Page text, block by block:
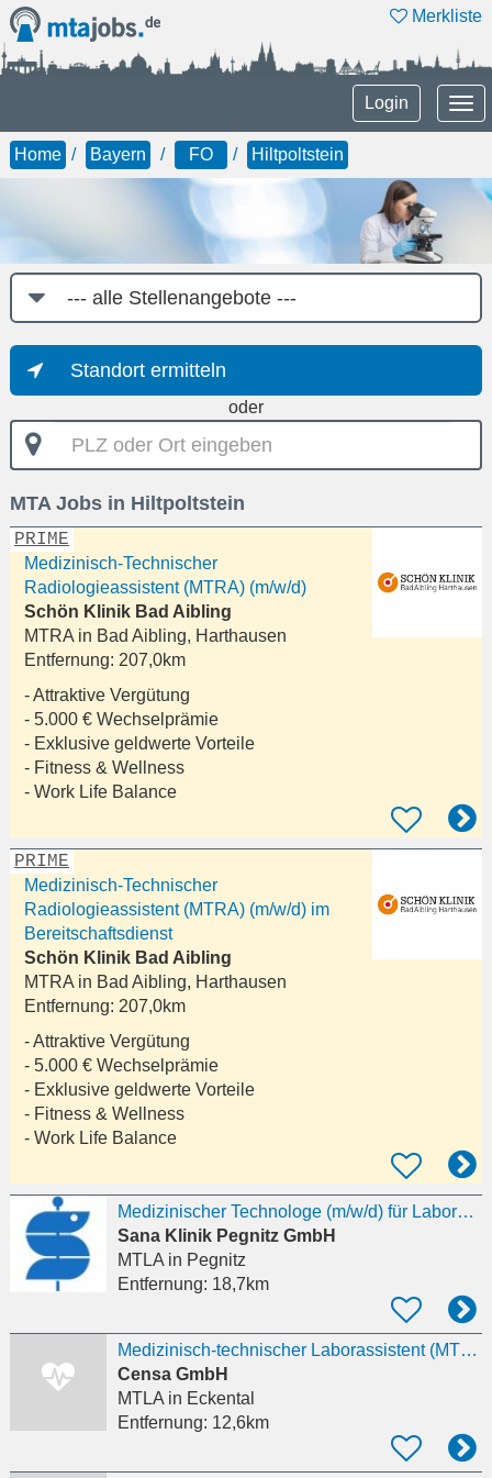
Merkliste
Login
Home Bayern FO Hiltpoltstein
Job-
Kategorie
Standort ermitteln
oder
PLZ
oder
eingeben
MTA Jobs in Hiltpoltstein
PRIME
Medizinisch-Technischer
Radiologieassistent (MTRA) (m/w/d)
Schön Klinik Bad Aibling
MTRA in Bad Aibling, Harthausen
Entfernung: 207,0km
- Attraktive Vergütung
- 5.000 € Wechselprämie
- Exklusive geldwerte Vorteile
- Fitness & Wellness
- Work Life Balance
PRIME
Medizinisch-Technischer
Radiologieassistent (MTRA) (m/w/d) im
Bereitschaftsdienst
Schön Klinik Bad Aibling
MTRA in Bad Aibling, Harthausen
Entfernung: 207,0km
- Attraktive Vergütung
- 5.000 € Wechselprämie
- Exklusive geldwerte Vorteile
- Fitness & Wellness
- Work Life Balance
Medizinischer Technologe (m/w/d) für Laboratoriumsanalytik in Teilzeit
Sana Klinik Pegnitz GmbH
MTLAin Pegnitz
Entfernung: 18,7km
Medizinisch-technischer Laborassistent (MTLA) (m/w/d)
Censa GmbH
MTLAin Eckental
Entfernung: 12,6km